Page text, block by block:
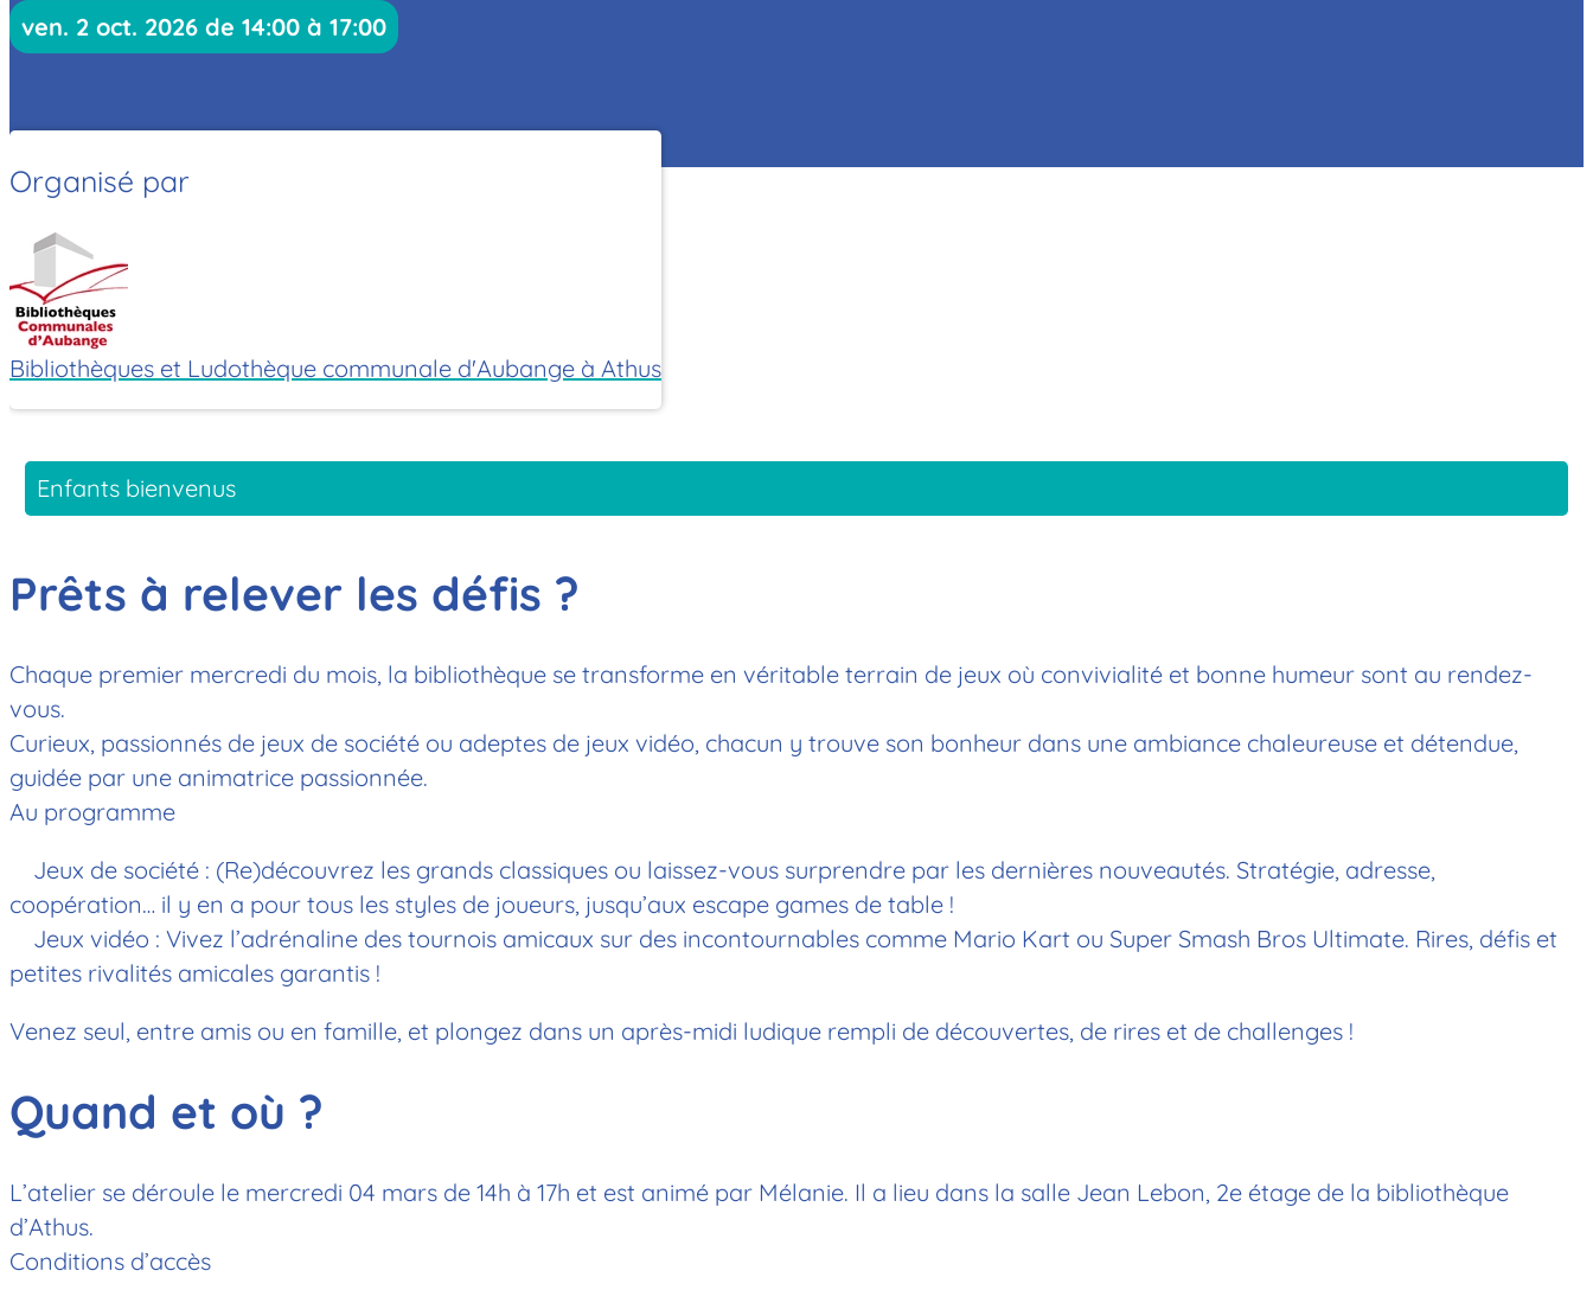
ven. 2 oct. 2026 de 14:00 à 17:00
Organisé par
Bibliothèques et Ludothèque communale d'Aubange à Athus
Enfants bienvenus
Prêts à relever les défis ?
Chaque premier mercredi du mois, la bibliothèque se transforme en véritable terrain de jeux où convivialité et bonne humeur sont au rendez-
vous.
Curieux, passionnés de jeux de société ou adeptes de jeux vidéo, chacun y trouve son bonheur dans une ambiance chaleureuse et détendue,
guidée par une animatrice passionnée.
Au programme
Jeux de société : (Re)découvrez les grands classiques ou laissez-vous surprendre par les dernières nouveautés. Stratégie, adresse,
coopération… il y en a pour tous les styles de joueurs, jusqu’aux escape games de table !
Jeux vidéo : Vivez l’adrénaline des tournois amicaux sur des incontournables comme Mario Kart ou Super Smash Bros Ultimate. Rires, défis et
petites rivalités amicales garantis !
Venez seul, entre amis ou en famille, et plongez dans un après-midi ludique rempli de découvertes, de rires et de challenges !
Quand et où ?
L’atelier se déroule le mercredi 04 mars de 14h à 17h et est animé par Mélanie. Il a lieu dans la salle Jean Lebon, 2e étage de la bibliothèque
d’Athus.
Conditions d’accès